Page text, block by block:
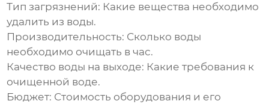
Тип загрязнений: Какие вещества необходимо
удалить из воды.
Производительность: Сколько воды
необходимо очищать в час.
Качество воды на выходе: Какие требования к
очищенной воде.
Бюджет: Стоимость оборудования и его